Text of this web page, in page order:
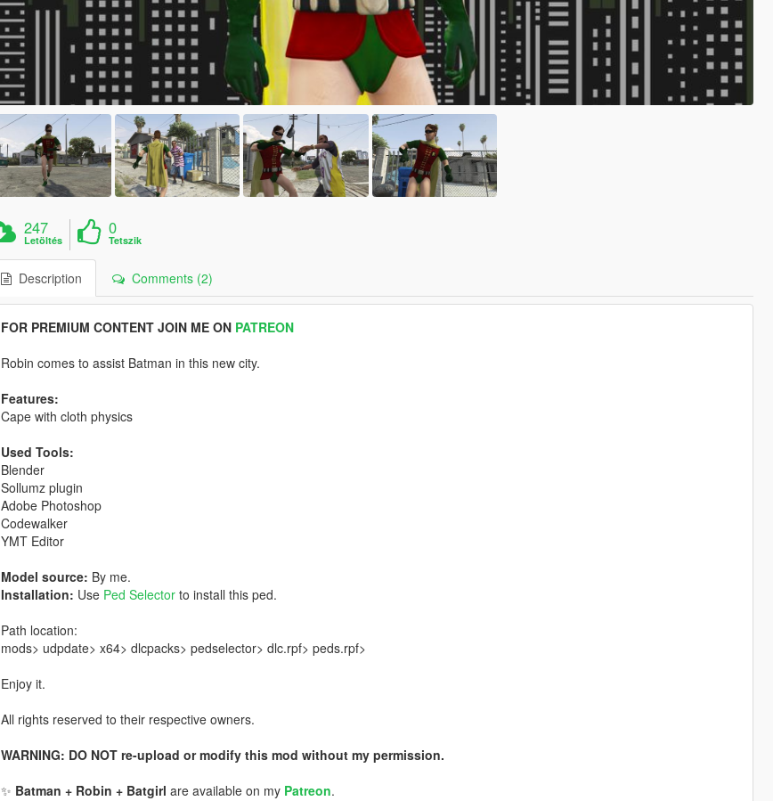
247
Letöltés
0
Tetszik
Description Comments (2)
FOR PREMIUM CONTENT JOIN ME ON PATREON
Robin comes to assist Batman in this new city.
Features:
Cape with cloth physics
Used Tools:
Blender
Sollumz plugin
Adobe Photoshop
Codewalker
YMT Editor
Model source: By me.
Installation: Use Ped Selectorto install this ped.
Path location:
mods> udpdate> x64> dlcpacks> pedselector> dlc.rpf> peds.rpf>
Enjoy it.
All rights reserved to their respective owners.
WARNING: DO NOT re-upload or modify this mod without my permission.
✨ Batman + Robin + Batgirl are available on my Patreon.